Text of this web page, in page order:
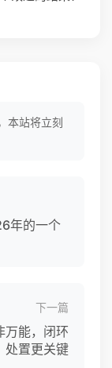
本站将立刻
年的一个
下一篇
万能，闭环
处置更关键